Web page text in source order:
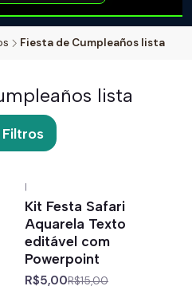
Fiesta de Cumpleaños lista
lista
Filtros
|
Kit Festa Safari
Aquarela Texto
editável com
Powerpoint
R$5,00R$15,00